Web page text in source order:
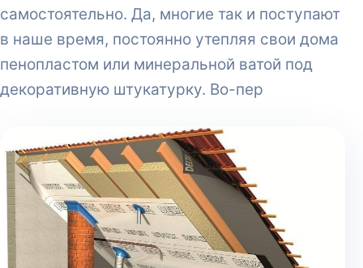
самостоятельно. Да, многие так и поступают
в наше время, постоянно утепляя свои дома
пенопластом или минеральной ватой под
декоративную штукатурку. Во-пер